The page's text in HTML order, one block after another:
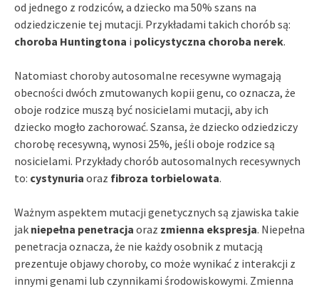
od jednego z rodziców, a dziecko ma 50% szans na
odziedziczenie tej mutacji. Przykładami takich chorób są:
choroba Huntingtona i policystyczna choroba nerek.
Natomiast choroby autosomalne recesywne wymagają
obecności dwóch zmutowanych kopii genu, co oznacza, że
oboje rodzice muszą być nosicielami mutacji, aby ich
dziecko mogło zachorować. Szansa, że dziecko odziedziczy
chorobę recesywną, wynosi 25%, jeśli oboje rodzice są
nosicielami. Przykłady chorób autosomalnych recesywnych
to: cystynuria oraz fibroza torbielowata.
Ważnym aspektem mutacji genetycznych są zjawiska takie
jak niepełna penetracja oraz zmienna ekspresja. Niepełna
penetracja oznacza, że nie każdy osobnik z mutacją
prezentuje objawy choroby, co może wynikać z interakcji z
innymi genami lub czynnikami środowiskowymi. Zmienna